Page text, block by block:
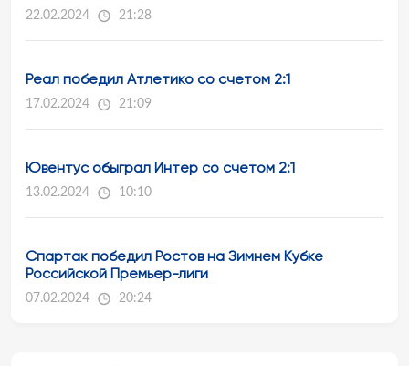
22.02.2024 21:28
Реал победил Атлетико со счетом 2:1
17.02.2024 21:09
Ювентус обыграл Интер со счетом 2:1
13.02.2024 10:10
Спартак победил Ростов на Зимнем Кубке
Российской Премьер-лиги
07.02.2024 20:24